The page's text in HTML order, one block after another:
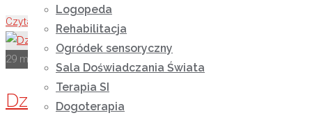
Logopeda
Rehabilitacja
Ogródek sensoryczny
Sala Doświadczania Świata
Terapia SI
Dogoterapia
Czytaj więcej "Podziękujmy bohaterom walki z koronawirusem"
29 maja 2020 Rok szkolny 2019-2020
Dzień rodziny!